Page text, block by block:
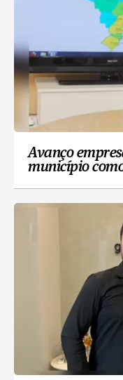
Avanço
município